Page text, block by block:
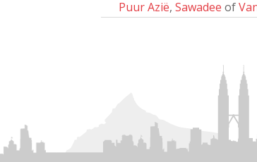
Puur Azië, Sawadee of